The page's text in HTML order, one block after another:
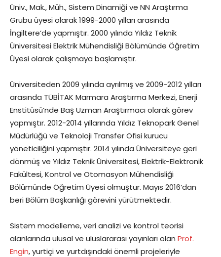
Üniv., Mak., Müh., Sistem Dinamiği ve NN Araştırma
Grubu üyesi olarak 1999-2000 yılları arasında
İngiltere’de yapmıştır. 2000 yılında Yıldız Teknik
Üniversitesi Elektrik Mühendisliği Bölümünde Öğretim
Üyesi olarak çalışmaya başlamıştır.
Üniversiteden 2009 yılında ayrılmış ve 2009-2012 yılları
arasında TÜBİTAK Marmara Araştırma Merkezi, Enerji
Enstitüsü’nde Baş Uzman Araştırmacı olarak görev
yapmıştır. 2012-2014 yıllarında Yıldız Teknopark Genel
Müdürlüğü ve Teknoloji Transfer Ofisi kurucu
yöneticiliğini yapmıştır. 2014 yılında Üniversiteye geri
dönmüş ve Yıldız Teknik Üniversitesi, Elektrik-Elektronik
Fakültesi, Kontrol ve Otomasyon Mühendisliği
Bölümünde Öğretim Üyesi olmuştur. Mayıs 2016’dan
beri Bölüm Başkanlığı görevini yürütmektedir.
Sistem modelleme, veri analizi ve kontrol teorisi
alanlarında ulusal ve uluslararası yayınları olan Prof.
Engin, yurtiçi ve yurtdışındaki önemli projeleriyle